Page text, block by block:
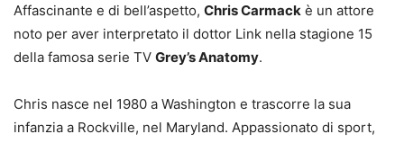
Affascinante e di bell’aspetto, Chris Carmack è un attore
noto per aver interpretato il dottor Link nella stagione 15
della famosa serie TV Grey’s Anatomy.
Chris nasce nel 1980 a Washington e trascorre la sua
infanzia a Rockville, nel Maryland. Appassionato di sport,